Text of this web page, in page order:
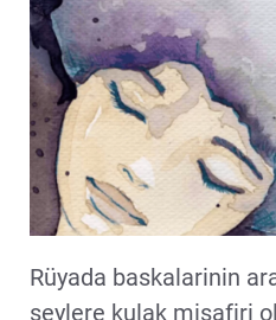
Rüyada baskalarinin
seylere kulak misafiri